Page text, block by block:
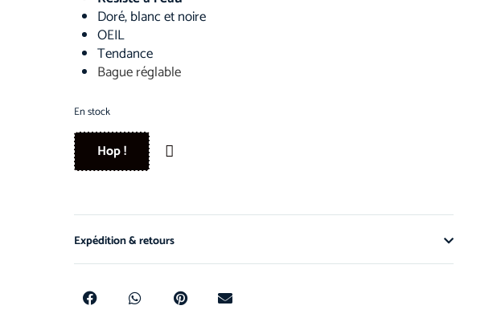
Doré, blanc et noire
OEIL
Tendance
Bague réglable
En stock
Hop !
Expédition & retours